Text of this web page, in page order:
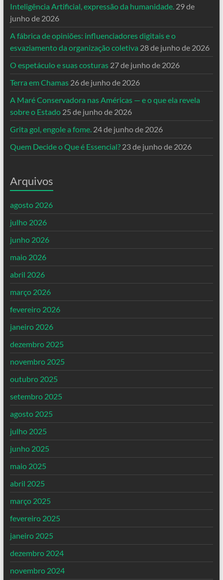
Inteligência Artificial, expressão da humanidade. 29 de
junho de 2026
A fábrica de opiniões: influenciadores digitais e o
esvaziamento da organização coletiva 28 de junho de 2026
O espetáculo e suas costuras 27 de junho de 2026
Terra em Chamas 26 de junho de 2026
A Maré Conservadora nas Américas — e o que ela revela
sobre o Estado 25 de junho de 2026
Grita gol, engole a fome. 24 de junho de 2026
Quem Decide o Que é Essencial? 23 de junho de 2026
Arquivos
agosto 2026
julho 2026
junho 2026
maio 2026
abril 2026
março 2026
fevereiro 2026
janeiro 2026
dezembro 2025
novembro 2025
outubro 2025
setembro 2025
agosto 2025
julho 2025
junho 2025
maio 2025
abril 2025
março 2025
fevereiro 2025
janeiro 2025
dezembro 2024
novembro 2024